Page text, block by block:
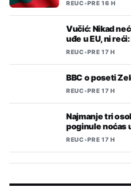
REUC•PRE 16 H
Vučić: Nikad
uđe u EU, ni
REUC•PRE 17 H
BBC o poseti
REUC•PRE 17 H
Najmanje tri
poginule noćas
REUC•PRE 17 H